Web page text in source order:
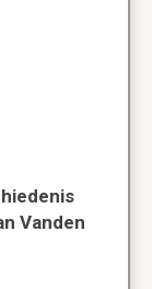
Vanden